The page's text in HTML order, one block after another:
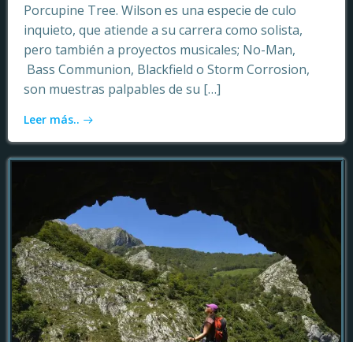
Porcupine Tree. Wilson es una especie de culo
inquieto, que atiende a su carrera como solista,
pero también a proyectos musicales; No-Man,
Bass Communion, Blackfield o Storm Corrosion,
son muestras palpables de su […]
Leer más..